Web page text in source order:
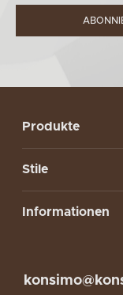
Produkte
Stile
Informationen